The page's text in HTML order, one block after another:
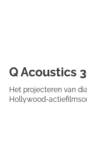
Q Acoustics
Het projecteren van
Hollywood-